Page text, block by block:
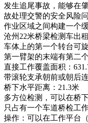
发生追尾事故，能够在
故处理交警的安全风险
作业区域之间构建一个
沧州22米桥梁检测车出
车体上的第一个转台可
第一臂架的末端有第二
直接工作覆盖面积：
带滚轮支承朝前或朝后
桥下水平距离：21.3米
多方位检测，可以在桥
只占有一个车道桥检工
操作：可以在工作平台